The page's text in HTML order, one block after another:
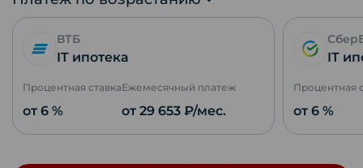
ВТБ
IT ипотека
Процентная ставка
от 6 %
Ежемесячный платеж
от 29 653 ₽/мес.
IT
Процентная
от 6 %